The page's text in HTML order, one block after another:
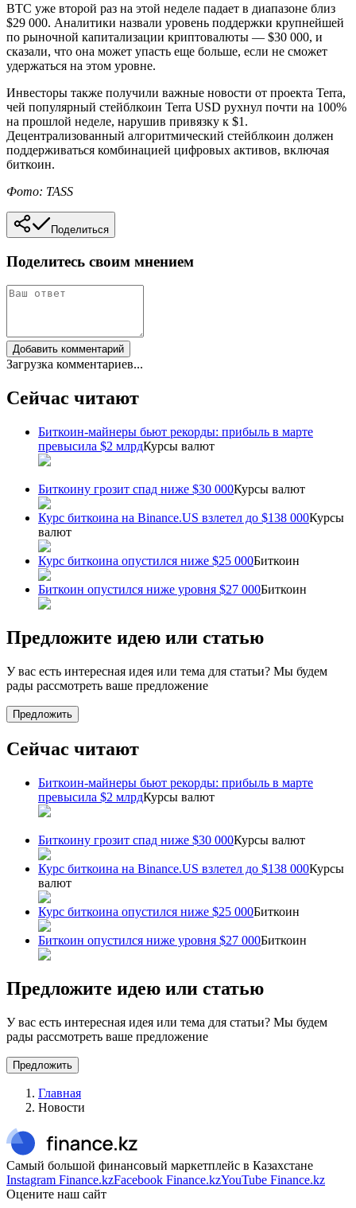
BTC уже второй раз на этой неделе падает в диапазоне близ
$29 000. Аналитики назвали уровень поддержки крупнейшей
по рыночной капитализации криптовалюты — $30 000, и
сказали, что она может упасть еще больше, если не сможет
удержаться на этом уровне.
Инвесторы также получили важные новости от проекта Terra,
чей популярный стейблкоин Terra USD рухнул почти на 100%
на прошлой неделе, нарушив привязку к $1.
Децентрализованный алгоритмический стейблкоин должен
поддерживаться комбинацией цифровых активов, включая
биткоин.
Фото: TASS
Поделиться
Поделитесь своим мнением
Добавить комментарий
Загрузка комментариев...
Сейчас читают
Биткоин-майнеры бьют рекорды: прибыль в марте
превысила $2 млрдКурсы валют
Биткоину грозит спад ниже $30 000Курсы валют
Курс биткоина на Binance.US взлетел до $138 000Курсы
валют
Курс биткоина опустился ниже $25 000Биткоин
Биткоин опустился ниже уровня $27 000Биткоин
Предложите идею или статью
У вас есть интересная идея или тема для статьи? Мы будем
рады рассмотреть ваше предложение
Предложить
Сейчас читают
Биткоин-майнеры бьют рекорды: прибыль в марте
превысила $2 млрдКурсы валют
Биткоину грозит спад ниже $30 000Курсы валют
Курс биткоина на Binance.US взлетел до $138 000Курсы
валют
Курс биткоина опустился ниже $25 000Биткоин
Биткоин опустился ниже уровня $27 000Биткоин
Предложите идею или статью
У вас есть интересная идея или тема для статьи? Мы будем
рады рассмотреть ваше предложение
Предложить
Главная
Новости
Самый большой финансовый маркетплейс в Казахстане
Instagram Finance.kzFacebook Finance.kzYouTube Finance.kz
Оцените наш сайт